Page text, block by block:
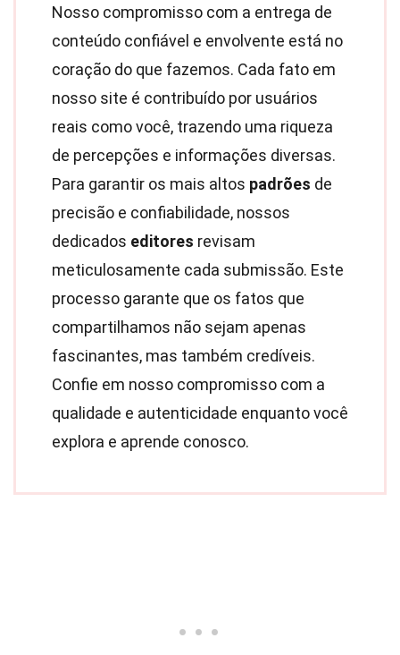
Nosso compromisso com a entrega de
conteúdo confiável e envolvente está no
coração do que fazemos. Cada fato em
nosso site é contribuído por usuários
reais como você, trazendo uma riqueza
de percepções e informações diversas.
Para garantir os mais altos padrões de
precisão e confiabilidade, nossos
dedicados editores revisam
meticulosamente cada submissão. Este
processo garante que os fatos que
compartilhamos não sejam apenas
fascinantes, mas também credíveis.
Confie em nosso compromisso com a
qualidade e autenticidade enquanto você
explora e aprende conosco.